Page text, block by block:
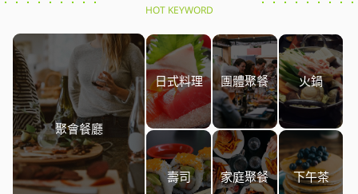
HOT KEYWORD
聚會餐廳
日式料理 團體聚餐 火鍋
壽司 家庭聚餐 下午茶